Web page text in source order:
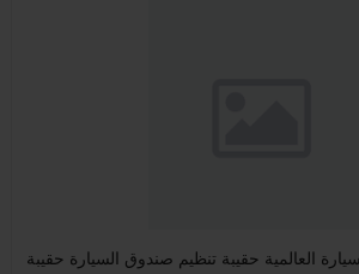
العالمية حقيبة تنظيم صندوق السيارة حقيبة